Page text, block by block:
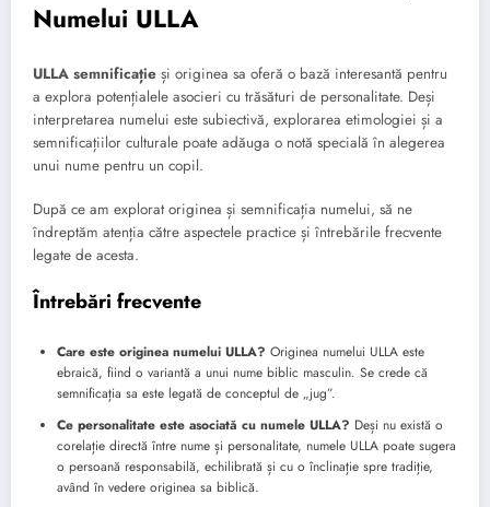
Numelui ULLA
ULLA semnificație și originea sa oferă o bază interesantă pentru
a explora potențialele asocieri cu trăsături de personalitate. Deși
interpretarea numelui este subiectivă, explorarea etimologiei și a
semnificațiilor culturale poate adăuga o notă specială în alegerea
unui nume pentru un copil.
După ce am explorat originea și semnificația numelui, să ne
îndreptăm atenția către aspectele practice și întrebările frecvente
legate de acesta.
Întrebări frecvente
Care este originea numelui ULLA? Originea numelui ULLA este
ebraică, fiind o variantă a unui nume biblic masculin. Se crede că
semnificația sa este legată de conceptul de „jug”.
Ce personalitate este asociată cu numele ULLA? Deși nu există o
corelație directă între nume și personalitate, numele ULLA poate sugera
o persoană responsabilă, echilibrată și cu o înclinație spre tradiție,
având în vedere originea sa biblică.